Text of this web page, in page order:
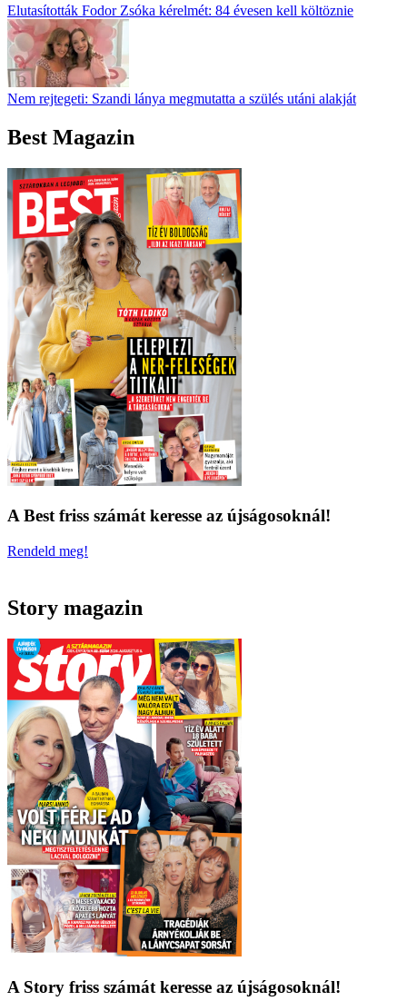
Elutasították Fodor Zsóka kérelmét: 84 évesen kell költöznie
Nem rejtegeti: Szandi lánya megmutatta a szülés utáni alakját
Best Magazin
A Best friss számát keresse az újságosoknál!
Rendeld meg!
Story magazin
A Story friss számát keresse az újságosoknál!